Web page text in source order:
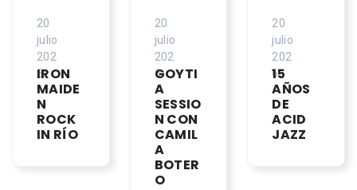
20
julio
202
6
IRON
MAIDE
N
ROCK
IN RÍO
20
julio
202
6
GOYTI
A
SESSIO
N CON
CAMIL
A
BOTER
O
20
julio
202
6
15
AÑOS
DE
ACID
JAZZ